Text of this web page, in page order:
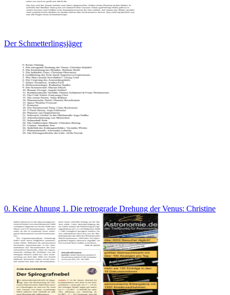
Der Schmetterlingsjäger
0. Keine Ahnung 1. Die retrograde Drehung der Venus: Christine